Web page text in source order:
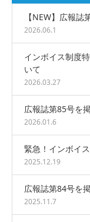
【NEW】広報誌
2026.06.1
インボイス制度
いて
2026.03.27
広報誌第85号を
2026.01.6
緊急！インボイ
2025.12.19
広報誌第84号を
2025.11.7